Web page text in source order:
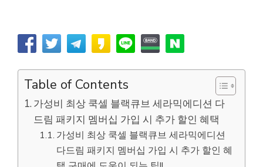
Table of Contents
가성비 최상 쿡셀 블랙큐브 세라믹에디션 다
드림 패키지 멤버십 가입 시 추가 할인 혜택
가성비 최상 쿡셀 블랙큐브 세라믹에디션
다드림 패키지 멤버십 가입 시 추가 할인 혜